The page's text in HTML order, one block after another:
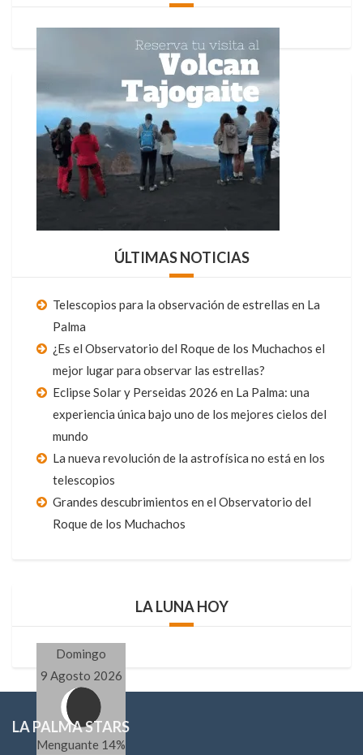
ÚLTIMAS NOTICIAS
Telescopios para la observación de estrellas en La
Palma
¿Es el Observatorio del Roque de los Muchachos el
mejor lugar para observar las estrellas?
Eclipse Solar y Perseidas 2026 en La Palma: una
experiencia única bajo uno de los mejores cielos del
mundo
La nueva revolución de la astrofísica no está en los
telescopios
Grandes descubrimientos en el Observatorio del
Roque de los Muchachos
LA LUNA HOY
Domingo
9 Agosto 2026
Menguante 14%
LA PALMA STARS